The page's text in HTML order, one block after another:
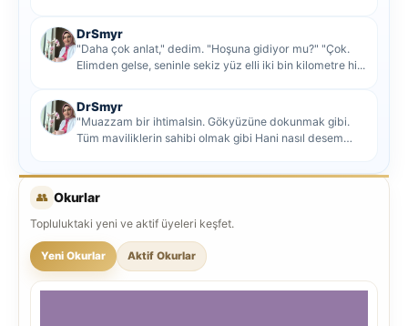
DrSmyr
"Daha çok anlat," dedim. "Hoşuna gidiyor mu?" "Çok.
Elimden gelse, seninle sekiz yüz elli iki bin kilometre hi...
DrSmyr
"Muazzam bir ihtimalsin. Gökyüzüne dokunmak gibi.
Tüm maviliklerin sahibi olmak gibi Hani nasıl desem
👥 Okurlar
Topluluktaki yeni ve aktif üyeleri keşfet.
Yeni Okurlar Aktif Okurlar